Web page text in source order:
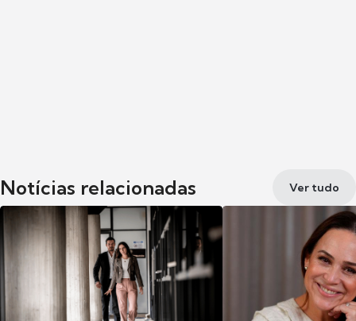
Notícias relacionadas Ver tudo